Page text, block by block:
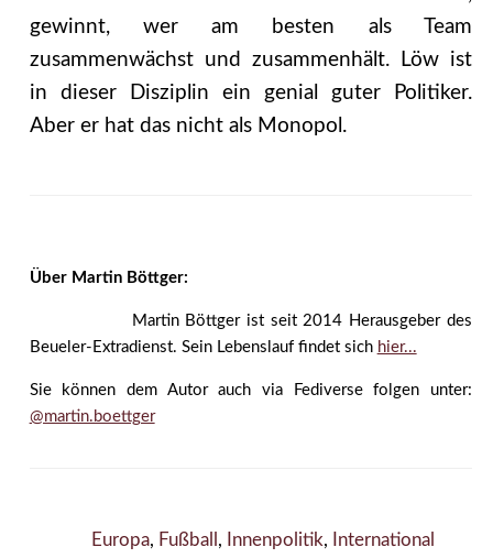
gewinnt, wer am besten als Team
zusammenwächst und zusammenhält. Löw ist
in dieser Disziplin ein genial guter Politiker.
Aber er hat das nicht als Monopol.
Über Martin Böttger:
Martin Böttger ist seit 2014 Herausgeber des
Beueler-Extradienst. Sein Lebenslauf findet sich hier...
Sie können dem Autor auch via Fediverse folgen unter:
@martin.boettger
Europa, Fußball , Innenpolitik, International